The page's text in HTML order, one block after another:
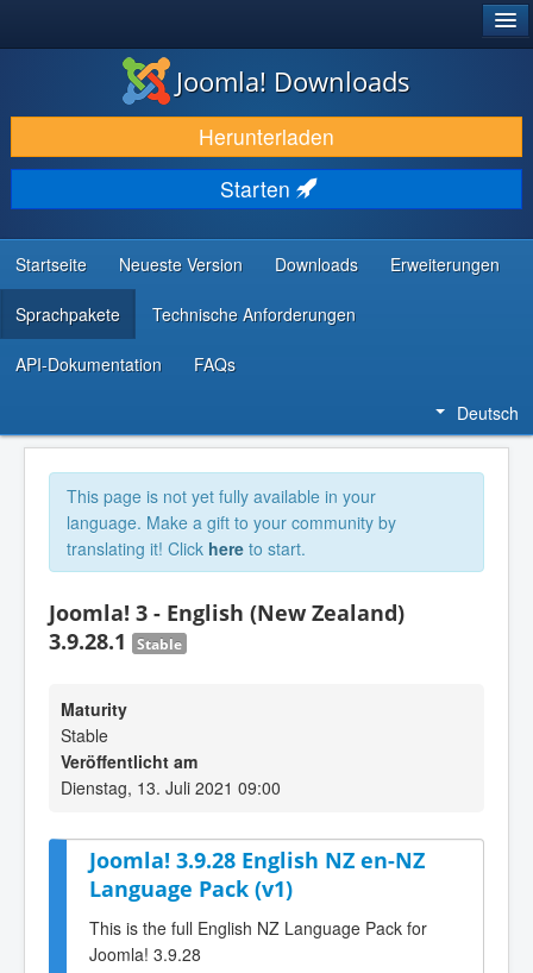
DOWNLOAD & ERWEITERN
ENTDECKEN & LERNEN
COMMUNITY & SUPPORT
RESSOURCEN FÜR ENTWICKLER
Joomla! Downloads
Herunterladen
Starten
Startseite Neueste Version Downloads Erweiterungen
Sprachpakete Technische Anforderungen
API-Dokumentation FAQs
Deutsch
This page is not yet fully available in your
language. Make a gift to your community by
translating it! Click here to start.
Joomla! 3 - English (New Zealand)
3.9.28.1
Stable
Maturity
Stable
Veröffentlicht am
Dienstag, 13. Juli 2021 09:00
Joomla! 3.9.28 English NZ en-NZ
Language Pack (v1)
This is the full English NZ Language Pack for
Joomla! 3.9.28